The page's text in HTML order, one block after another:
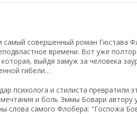
самый совершенный роман Гюстава
времени. Вот уже
выйдя замуж за человека
гибели…
психолога и стилиста превратили
и боль Эммы Бовари автору
слова самого Флобера: "Госпожа